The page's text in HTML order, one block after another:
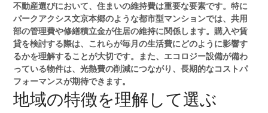
不動産選びにおいて、住まいの維持費は重要な要素です。特に
パークアクシス文京本郷のような都市型マンションでは、共用
部の管理費や修繕積立金が住居の維持に関係します。購入や賃
貸を検討する際は、これらが毎月の生活費にどのように影響す
るかを理解することが大切です。また、エコロジー設備が備わ
っている物件は、光熱費の削減につながり、長期的なコストパ
フォーマンスが期待できます。
地域の特徴を理解して選ぶ